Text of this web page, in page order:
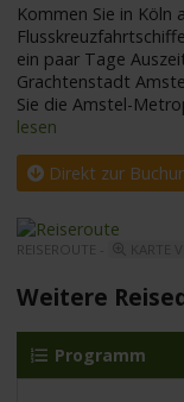
Kommen Sie in Köln
ein paar Tage
Grachtenstadt
Sie die Amstel-
lesen
Direkt zur
REISEROUTE -
Weitere
Programm